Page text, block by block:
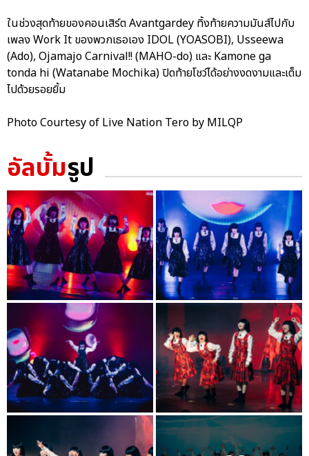
ในช่วงสุดท้ายของคอนเสิร์ต Avantgardey ทิ้งท้ายความมันส์ไปกับ
เพลง Work It ของพวกเธอเอง IDOL (YOASOBI), Usseewa
(Ado), Ojamajo Carnival!! (MAHO-do) และ Kamone ga
tonda hi (Watanabe Mochika) ปิดท้ายโชว์ได้อย่างงดงามและเต็ม
ไปด้วยรอยยิ้ม
Photo Courtesy of Live Nation Tero by MILQP
อัลบั้มรูป